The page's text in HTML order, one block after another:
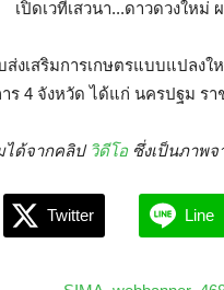
ส่งเสริมการเกษตรแบบแปลง
ร 4 จังหวัด ได้แก่ นครปฐม ร
ได้จากคลิป วิดีโอซึ่งเป็นภาพจ
Twitter Line